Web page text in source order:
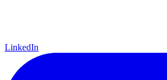
LinkedIn